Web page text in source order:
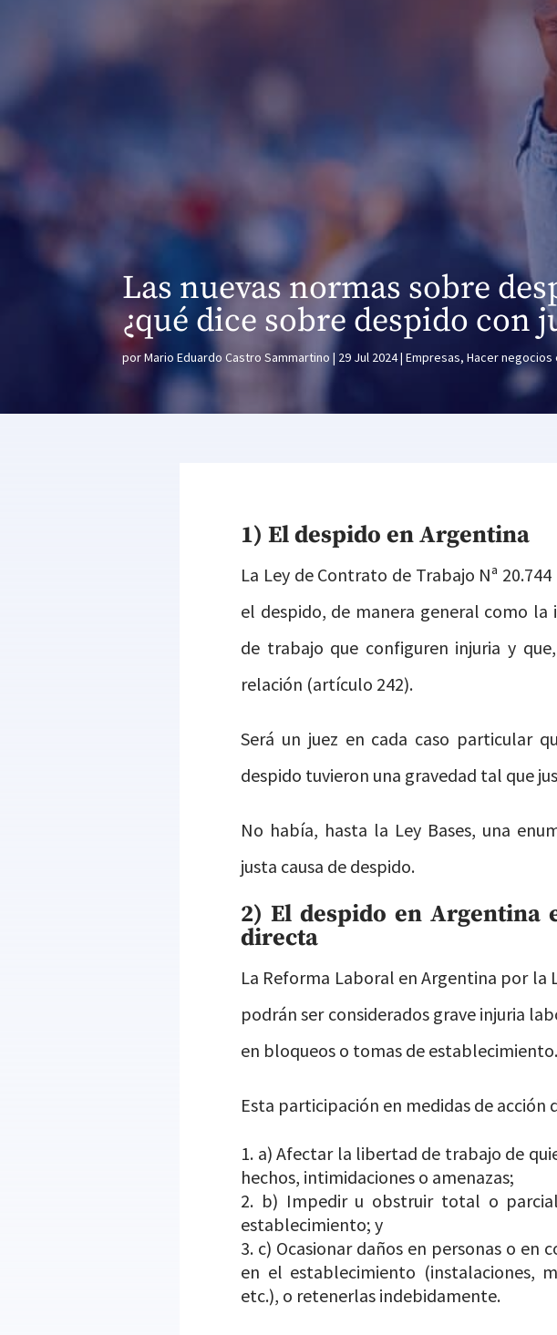
Las nuevas normas sobre
¿qué dice sobre despido con
porMario Eduardo Castro Sammartino 29 Jul 2024 Empresas,Hacer negocios
1) El despido en Argentina
La Ley de Contrato de Trabajo Nª
el despido, de manera general como
de trabajo que configuren injuria y
relación (artículo 242).
Será un juez en cada caso particular
despido tuvieron una gravedad tal que
No había, hasta la Ley Bases, una
justa causa de despido.
2) El despido en Argentina
directa
La Reforma Laboral en Argentina por la
podrán ser considerados grave injuria
en bloqueos o tomas de establecimiento.
Esta participación en medidas de acción
a) Afectar la libertad de trabajo de
hechos, intimidaciones o amenazas;
b) Impedir u obstruir total o
establecimiento; y
c) Ocasionar daños en personas o en
en el establecimiento (instalaciones,
etc.), o retenerlas indebidamente.